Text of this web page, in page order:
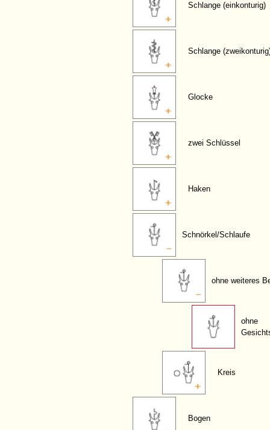
Schlange (einkonturig)
Schlange
Glocke
zwei Schlüssel
Haken
Schnörkel/Schlaufe
ohne weiteres
ohne
Kreis
Bogen